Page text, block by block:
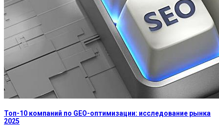
Топ-10 компаний по GEO-оптимизации: исследование рынка
2025